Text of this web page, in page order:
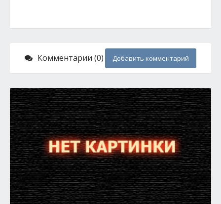
Комментарии (0) Добавить комментарий